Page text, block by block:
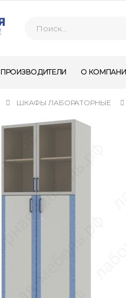
ПРОИЗВОДИТЕЛИ О
ШКАФЫ ЛАБОРАТОРНЫЕ